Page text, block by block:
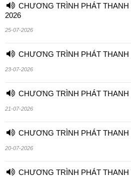
CHƯƠNG TRÌNH PHÁT
2026
25-07-2026
CHƯƠNG TRÌNH PHÁT THANH
23-07-2026
CHƯƠNG TRÌNH PHÁT THANH
21-07-2026
CHƯƠNG TRÌNH PHÁT THANH
20-07-2026
CHƯƠNG TRÌNH PHÁT